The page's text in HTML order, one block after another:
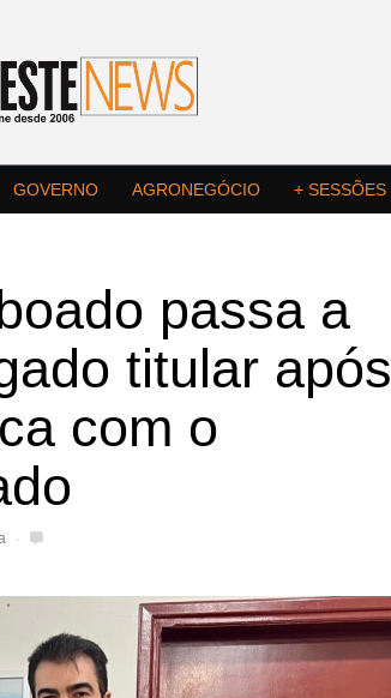
GOVERNO AGRONEGÓCIO + SESSÕES
passa a
titular após
com o